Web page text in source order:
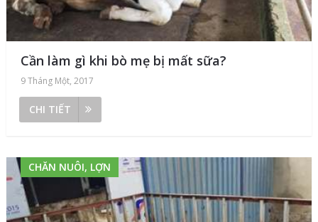
Cần làm gì khi bò mẹ bị mất sữa?
9 Tháng Một, 2017
CHI TIẾT
CHĂN NUÔI, LỢN